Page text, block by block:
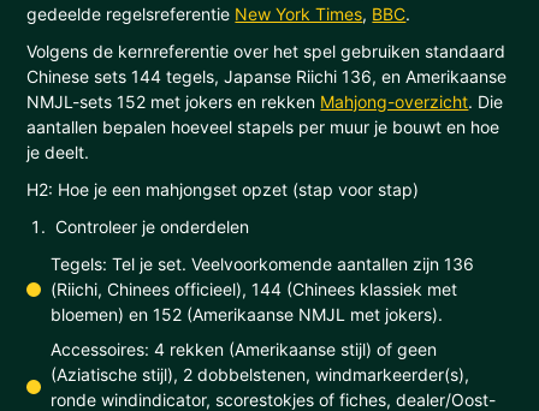
gedeelde regelsreferentie New York Times, BBC.
Volgens de kernreferentie over het spel gebruiken standaard
Chinese sets 144 tegels, Japanse Riichi 136, en Amerikaanse
NMJL-sets 152 met jokers en rekken Mahjong-overzicht. Die
aantallen bepalen hoeveel stapels per muur je bouwt en hoe
je deelt.
H2: Hoe je een mahjongset opzet (stap voor stap)
Controleer je onderdelen
Tegels: Tel je set. Veelvoorkomende aantallen zijn 136
(Riichi, Chinees officieel), 144 (Chinees klassiek met
bloemen) en 152 (Amerikaanse NMJL met jokers).
Accessoires: 4 rekken (Amerikaanse stijl) of geen
(Aziatische stijl), 2 dobbelstenen, windmarkeerder(s),
ronde windindicator, scorestokjes of fiches, dealer/Oost-